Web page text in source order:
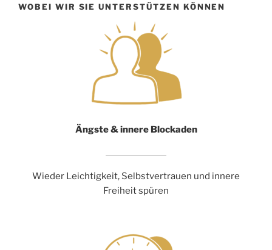
WOBEI WIR SIE UNTERSTÜTZEN KÖNNEN
Ängste & innere Blockaden
Wieder Leichtigkeit, Selbstvertrauen und innere
Freiheit spüren